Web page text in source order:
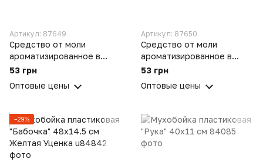
Артикул: 87649
Средство от моли
ароматизированное в
таблетках "Кедр", 4
53 грн
Оптовые цены
Артикул: 87650
Средство от моли
ароматизированное в
таблетках "Лаванда", 4
53 грн
Оптовые цены
−29%